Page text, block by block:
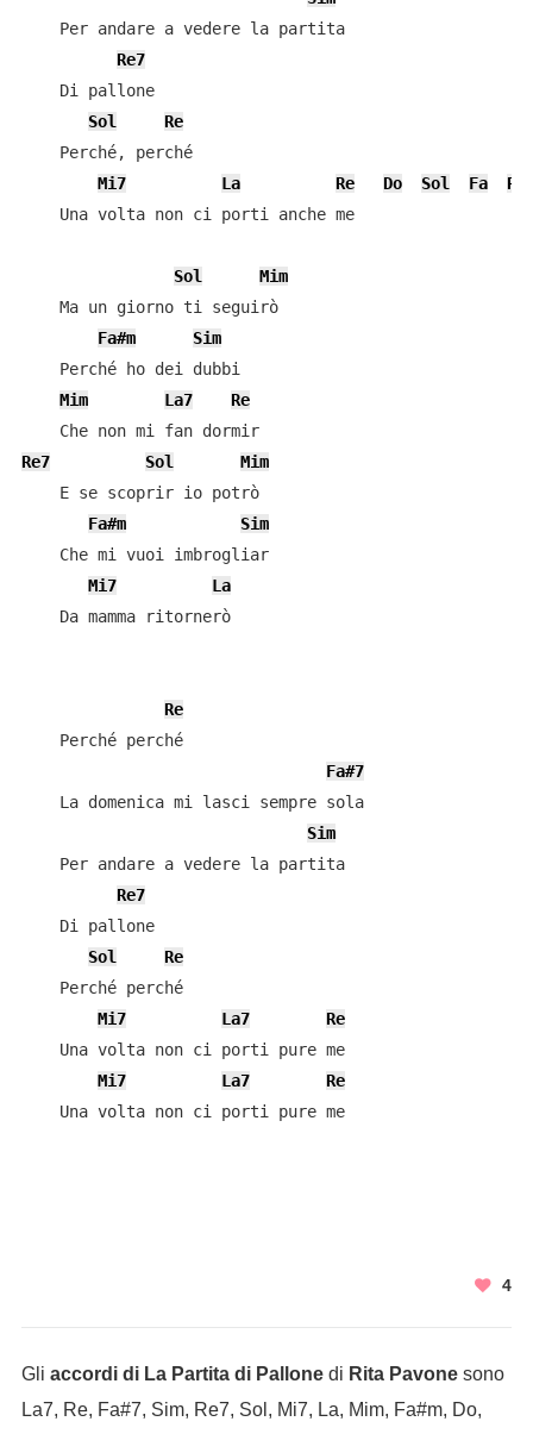
    Per andare a vedere la partita
Re7
    Di pallone
Sol
Re
    Perché, perché
Mi7
La Re Do Sol Fa
Re
    Una volta non ci porti anche me
Sol
Mim
    Ma un giorno ti seguirò
Fa#m
Sim
    Perché ho dei dubbi
Mim
La7
Re
    Che non mi fan dormir
Re7
Sol
Mim
    E se scoprir io potrò
Fa#m
Sim
    Che mi vuoi imbrogliar
Mi7
La
    Da mamma ritornerò
Re
    Perché perché
Fa#7
    La domenica mi lasci sempre sola
Sim
    Per andare a vedere la partita
Re7
    Di pallone
Sol
Re
    Perché perché
Mi7
La7
Re
    Una volta non ci porti pure me
Mi7
La7
Re
    Una volta non ci porti pure me
4
Gli accordi di La Partita di Pallonedi Rita Pavonesono
La7, Re, Fa#7, Sim, Re7, Sol, Mi7, La, Mim, Fa#m, Do,